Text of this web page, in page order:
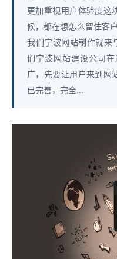
更加重视用户体验度这
候，都在想怎么留住客
我们宁波网站制作就来
们宁波网站建设公司
广，先要让用户来到网
已完善，完全...